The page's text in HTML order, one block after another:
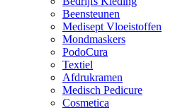
Beensteunen
Medisept Vloeistoffen
Mondmaskers
PodoCura
Textiel
Afdrukramen
Medisch Pedicure
Cosmetica